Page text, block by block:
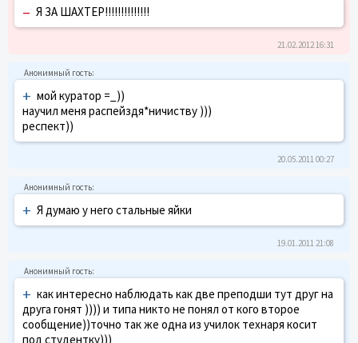
– Я ЗА ШАХТЕР!!!!!!!!!!!!!!
21.02.2012 16:31
+ мой куратор =_))
научил меня распейздя*ничиству )))
респект))
20.05.2011 00:27
+ Я думаю у него стальные яйки
19.01.2011 21:08
+ как интересно наблюдать как две преподши тут друг на
друга гонят )))) и типа никто не понял от кого второе
сообщение))точно так же одна из училок технаря косит
под студентку)))